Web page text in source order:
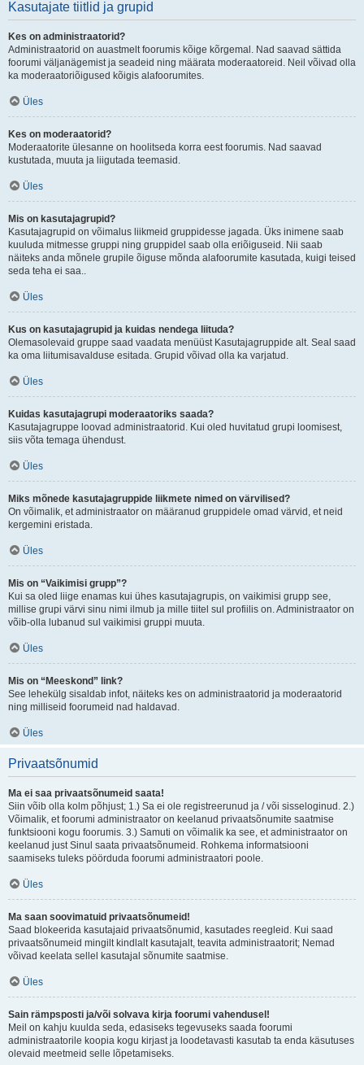
Kasutajate tiitlid ja grupid
Kes on administraatorid?
Administraatorid on auastmelt foorumis kõige kõrgemal. Nad saavad sättida
foorumi väljanägemist ja seadeid ning määrata moderaatoreid. Neil võivad olla
ka moderaatoriõigused kõigis alafoorumites.
Üles
Kes on moderaatorid?
Moderaatorite ülesanne on hoolitseda korra eest foorumis. Nad saavad
kustutada, muuta ja liigutada teemasid.
Üles
Mis on kasutajagrupid?
Kasutajagrupid on võimalus liikmeid gruppidesse jagada. Üks inimene saab
kuuluda mitmesse gruppi ning gruppidel saab olla eriõiguseid. Nii saab
näiteks anda mõnele grupile õiguse mõnda alafoorumite kasutada, kuigi teised
seda teha ei saa..
Üles
Kus on kasutajagrupid ja kuidas nendega liituda?
Olemasolevaid gruppe saad vaadata menüüst Kasutajagruppide alt. Seal saad
ka oma liitumisavalduse esitada. Grupid võivad olla ka varjatud.
Üles
Kuidas kasutajagrupi moderaatoriks saada?
Kasutajagruppe loovad administraatorid. Kui oled huvitatud grupi loomisest,
siis võta temaga ühendust.
Üles
Miks mõnede kasutajagruppide liikmete nimed on värvilised?
On võimalik, et administraator on määranud gruppidele omad värvid, et neid
kergemini eristada.
Üles
Mis on “Vaikimisi grupp”?
Kui sa oled liige enamas kui ühes kasutajagrupis, on vaikimisi grupp see,
millise grupi värvi sinu nimi ilmub ja mille tiitel sul profiilis on. Administraator on
võib-olla lubanud sul vaikimisi gruppi muuta.
Üles
Mis on “Meeskond” link?
See lehekülg sisaldab infot, näiteks kes on administraatorid ja moderaatorid
ning milliseid foorumeid nad haldavad.
Üles
Privaatsõnumid
Ma ei saa privaatsõnumeid saata!
Siin võib olla kolm põhjust; 1.) Sa ei ole registreerunud ja / või sisseloginud. 2.)
Võimalik, et foorumi administraator on keelanud privaatsõnumite saatmise
funktsiooni kogu foorumis. 3.) Samuti on võimalik ka see, et administraator on
keelanud just Sinul saata privaatsõnumeid. Rohkema informatsiooni
saamiseks tuleks pöörduda foorumi administraatori poole.
Üles
Ma saan soovimatuid privaatsõnumeid!
Saad blokeerida kasutajaid privaatsõnumid, kasutades reegleid. Kui saad
privaatsõnumeid mingilt kindlalt kasutajalt, teavita administraatorit; Nemad
võivad keelata sellel kasutajal sõnumite saatmise.
Üles
Sain rämpsposti ja/või solvava kirja foorumi vahendusel!
Meil on kahju kuulda seda, edasiseks tegevuseks saada foorumi
administraatorile koopia kogu kirjast ja loodetavasti kasutab ta enda käsutuses
olevaid meetmeid selle lõpetamiseks.